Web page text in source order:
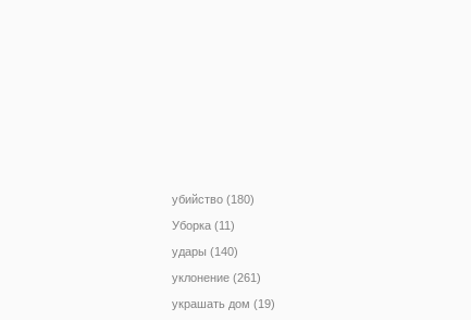
убийство (180)
Уборка (11)
удары (140)
уклонение (261)
украшать дом (19)